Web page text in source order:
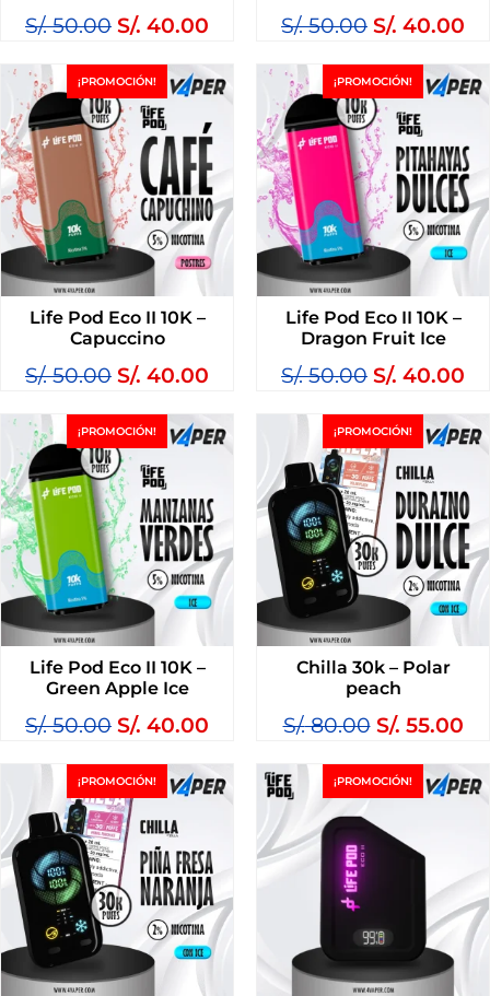
S/.50.00 S/. 40.00 S/.50.00 S/. 40.00
¡PROMOCIÓN!
Life Pod Eco II 10K –
Capuccino
S/.50.00 S/. 40.00
¡PROMOCIÓN!
Life Pod Eco II 10K –
Dragon Fruit Ice
S/.50.00 S/. 40.00
¡PROMOCIÓN!
Life Pod Eco II 10K –
Green Apple Ice
S/.50.00 S/. 40.00
¡PROMOCIÓN!
Chilla 30k – Polar
peach
S/.80.00 S/. 55.00
¡PROMOCIÓN! ¡PROMOCIÓN!